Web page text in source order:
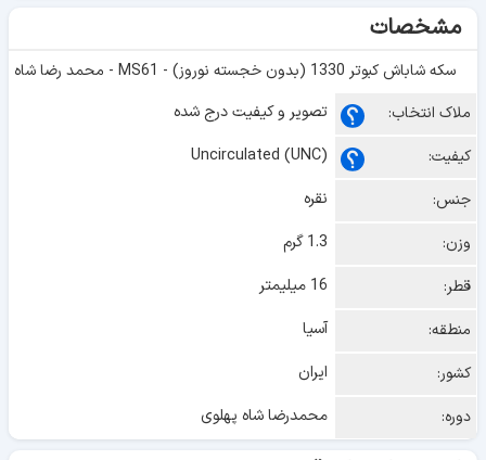
مشخصات
سکه شاباش کبوتر 1330 (بدون خجسته نوروز) - MS61 - محمد رضا شاه
ملاک انتخاب:
تصویر و کیفیت درج شده
کیفیت:
Uncirculated (UNC)
جنس:
نقره
وزن:
1.3 گرم
قطر:
16 میلیمتر
منطقه:
آسیا
کشور:
ایران
دوره:
محمدرضا شاه پهلوی